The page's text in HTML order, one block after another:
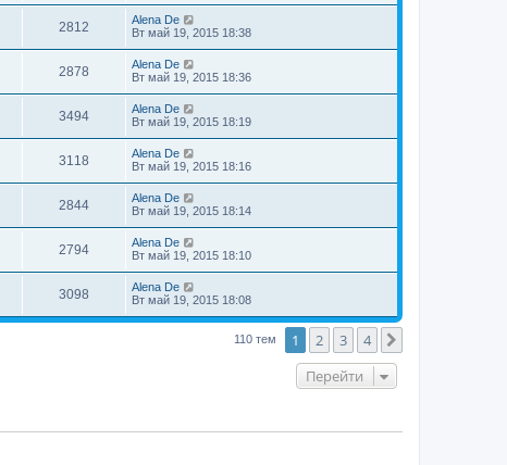
2812
Alena De
Вт май 19, 2015 18:38
2878
Alena De
Вт май 19, 2015 18:36
3494
Alena De
Вт май 19, 2015 18:19
3118
Alena De
Вт май 19, 2015 18:16
2844
Alena De
Вт май 19, 2015 18:14
2794
Alena De
Вт май 19, 2015 18:10
3098
Alena De
Вт май 19, 2015 18:08
110 тем 1 2 3 4
Перейти